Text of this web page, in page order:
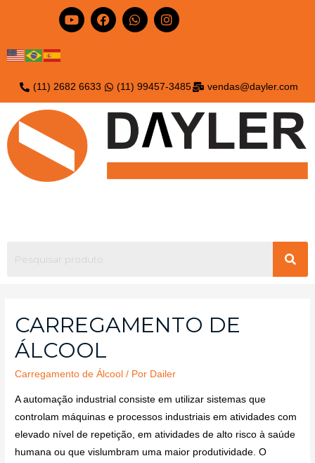
(11) 2682 6633 (11) 99457-3485 vendas@dayler.com
CARREGAMENTO DE
ÁLCOOL
Carregamento de Álcool / Por Dailer
A automação industrial consiste em utilizar sistemas que
controlam máquinas e processos industriais em atividades com
elevado nível de repetição, em atividades de alto risco à saúde
humana ou que vislumbram uma maior produtividade. O